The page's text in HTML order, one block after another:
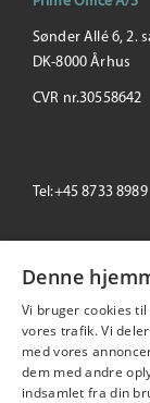
Sønder Allé 6, 2.
DK-8000 Århus
CVR nr.30558642
Tel:+45 8733 8989
Prime
Seneste
195,00
Denne
Vi bruger cookies
vores trafik. Vi
med vores
dem med andre
indsamlet fra din